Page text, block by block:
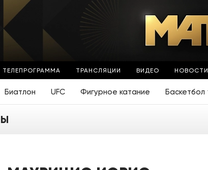
ТЕЛЕПРОГРАММА ТРАНСЛЯЦИИ ВИДЕО НОВОСТИ
Биатлон UFC Фигурное катание Баскетбол